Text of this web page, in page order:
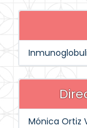
Mónica Ortiz